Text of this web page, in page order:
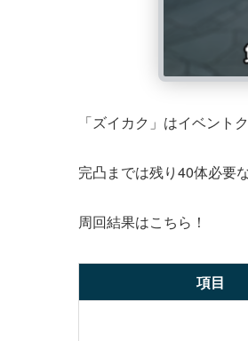
「ズイカク」はイベント
完凸までは残り40体必要な
周回結果はこちら！
項目